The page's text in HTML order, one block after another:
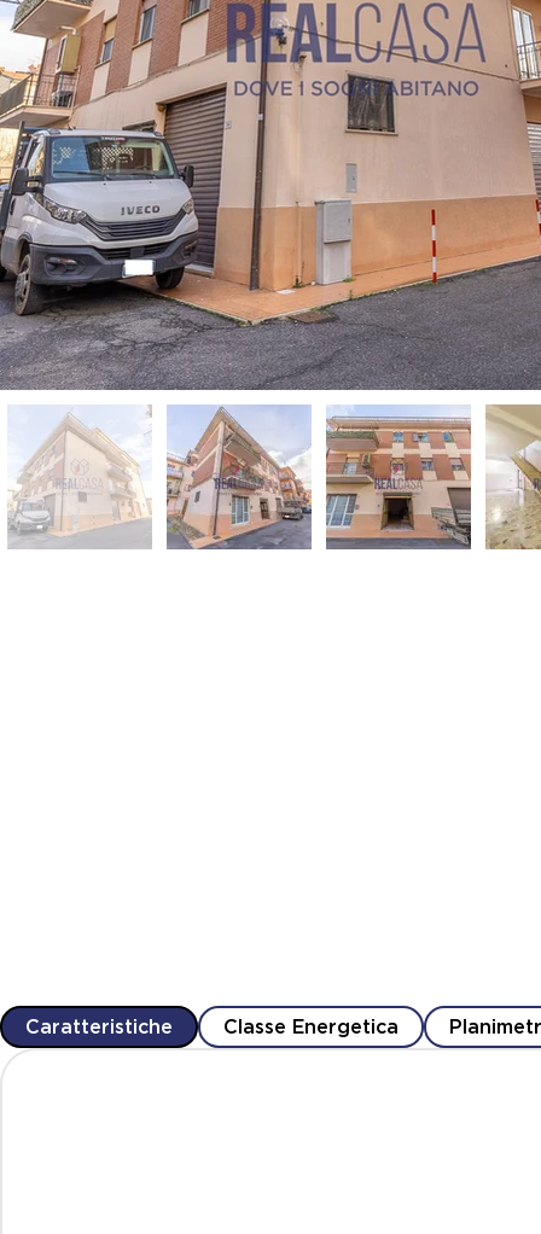
Caratteristiche Classe Energetica